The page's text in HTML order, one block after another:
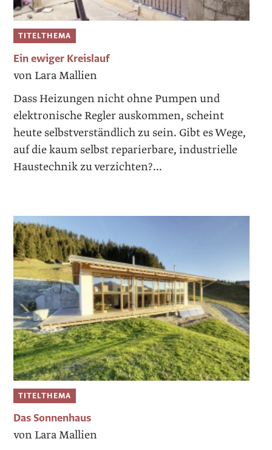
TITELTHEMA
Ein ewiger Kreislauf
von Lara Mallien
Dass Heizungen nicht ohne ­Pumpen und
elektronische ­Regler auskommen, scheint
heute selbstverständlich zu sein. Gibt es Wege,
auf die kaum selbst reparierbare, indus­trielle
Haustechnik zu verzichten?...
TITELTHEMA
Das Sonnenhaus
von Lara Mallien